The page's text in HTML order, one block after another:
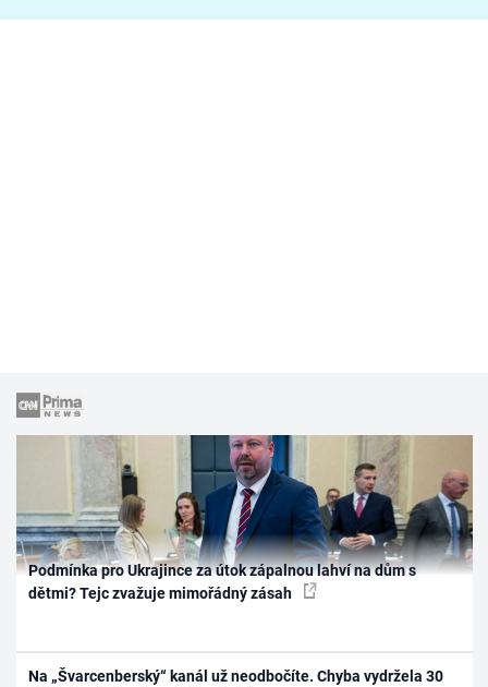
Podmínka pro Ukrajince za útok zápalnou lahví na dům s
dětmi? Tejc zvažuje mimořádný zásah
Na „Švarcenberský“ kanál už neodbočíte. Chyba vydržela 30